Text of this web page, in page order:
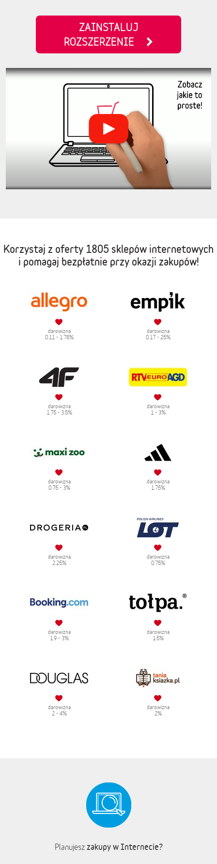
ZAINSTALUJ
ROZSZERZENIE
Korzystaj z oferty 1805 sklepów internetowych
i pomagaj bezpłatnie przy okazji zakupów!
darowizna
0.11 - 1.78%
darowizna
0.17 - 25%
darowizna
1.75 - 3.5%
darowizna
1 - 3%
darowizna
0.75 - 3%
darowizna
1.75%
darowizna
2.25%
darowizna
0.75%
darowizna
1.9 - 3%
darowizna
1.5%
darowizna
2 - 4%
darowizna
2%
Planujesz zakupy w Internecie?